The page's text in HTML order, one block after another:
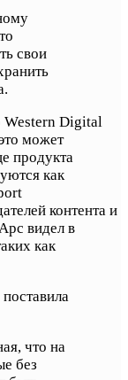
свои
Western Digital
может
продукта
как
контента и
видел в
как
что на
без